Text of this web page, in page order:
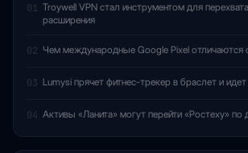
01 Troywell VPN стал инструментом для
расширения
02 Чем международные Google Pixel
03 Lumysi прячет фитнес-трекер в браслет и
04 Активы «Ланита» могут перейти «Ростеху» по